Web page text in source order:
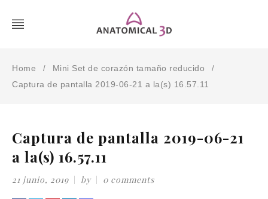
Home / Mini Set de corazón tamaño reducido /
Captura de pantalla 2019-06-21 a la(s) 16.57.11
Captura de pantalla 2019-06-21
a la(s) 16.57.11
21 junio, 2019 by 0 comments